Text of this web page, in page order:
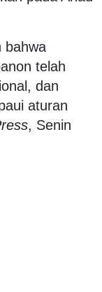
bahwa
telah
dan
aturan
, Senin